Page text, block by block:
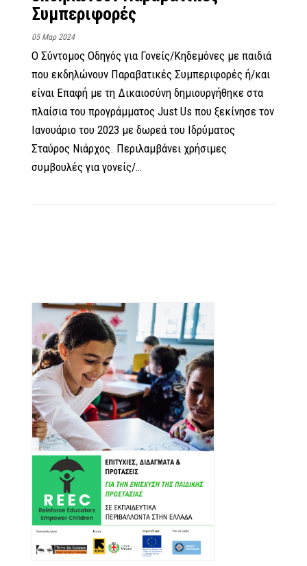
Συμπεριφορές
05 Μαρ 2024
Ο Σύντομος Οδηγός για Γονείς/Κηδεμόνες με παιδιά
που εκδηλώνουν Παραβατικές Συμπεριφορές ή/και
είναι Επαφή με τη Δικαιοσύνη δημιουργήθηκε στα
πλαίσια του προγράμματος Just Us που ξεκίνησε τον
Ιανουάριο του 2023 με δωρεά του Ιδρύματος
Σταύρος Νιάρχος. Περιλαμβάνει χρήσιμες
συμβουλές για γονείς/…